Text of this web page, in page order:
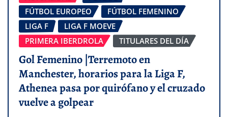
FÚTBOL EUROPEO
FÚTBOL FEMENINO
LIGA F
LIGA F MOEVE
PRIMERA IBERDROLA
TITULARES DEL DÍA
Gol Femenino |Terremoto en
Manchester, horarios para la Liga F,
Athenea pasa por quirófano y el cruzado
vuelve a golpear